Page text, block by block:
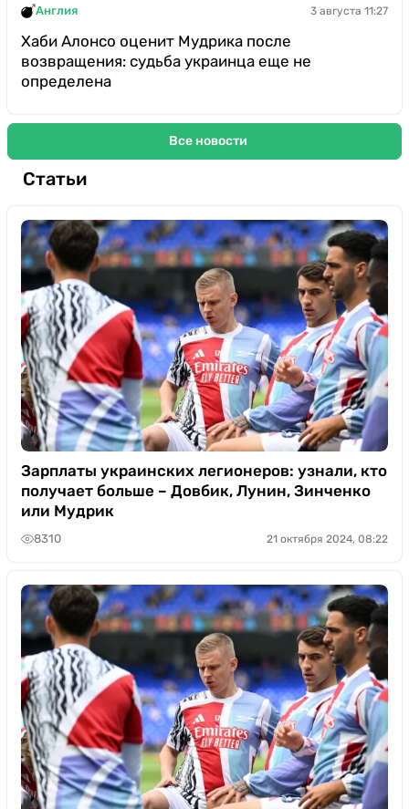
Англия 3 августа 11:27
Хаби Алонсо оценит Мудрика после
возвращения: судьба украинца еще не
определена
Все новости
Статьи
Зарплаты украинских легионеров: узнали, кто
получает больше – Довбик, Лунин, Зинченко
или Мудрик
8310 21 октября 2024, 08:22